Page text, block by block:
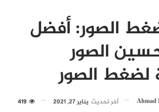
الصور: أفضل
الصور
لضغط الصور
Ahmad آخر تحديث يناير 27, 2021